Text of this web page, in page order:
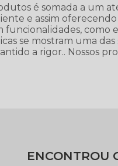
é somada a um
e assim
funcionalidades, como
se mostram uma
a rigor.. Nossos
ENCONTROU